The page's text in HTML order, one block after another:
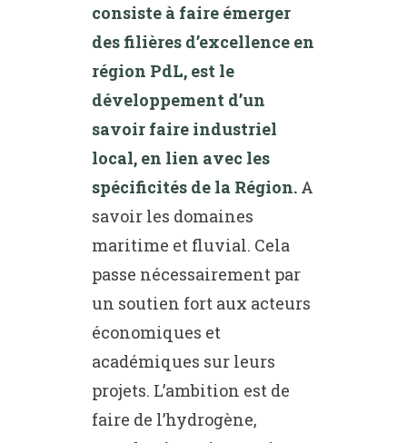
consiste à faire émerger
des filières d’excellence en
région PdL, est le
développement d’un
savoir faire industriel
local, en lien avec les
spécificités de la Région.A
savoir les domaines
maritime et fluvial. Cela
passe nécessairement par
un soutien fort aux acteurs
économiques et
académiques sur leurs
projets. L’ambition est de
faire de l’hydrogène,